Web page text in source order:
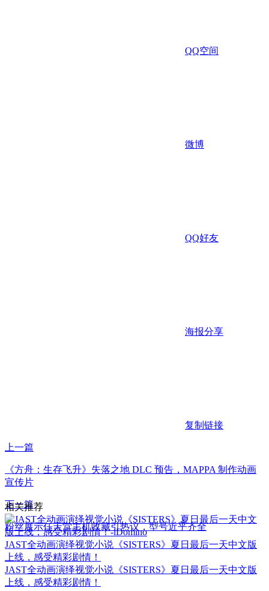
QQ空间
微博
QQ好友
海报分享
复制链接
上一篇
《方舟：生存飞升》失落之地 DLC 预告，MAPPA 制作动画
宣传片
下一篇
粉丝展示任天堂主机收藏引热议，型号近乎齐全
相关推荐
JAST全动画演绎视觉小说《SISTERS》夏日最后一天中文版
上线，感受精彩剧情！
JAST全动画演绎视觉小说《SISTERS》夏日最后一天中文版
上线，感受精彩剧情！